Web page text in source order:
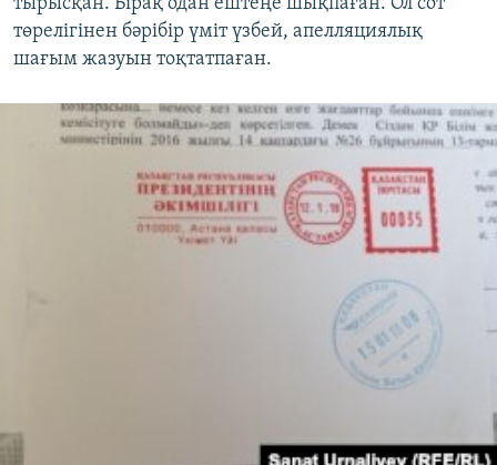
тырысқан. Бірақ одан ештеңе шықпаған. Ол сот
төрелігінен бәрібір үміт үзбей, апелляциялық
шағым жазуын тоқтатпаған.